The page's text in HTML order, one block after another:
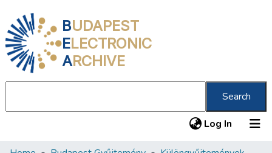
BUDAPEST
ELECTRONIC
ARCHIVE
Search
Log In (current)